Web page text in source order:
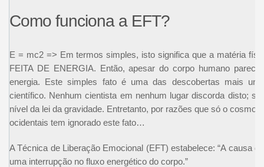
Como funciona a EFT?
E = mc2 => Em termos simples, isto significa que a matéria
FEITA DE ENERGIA. Então, apesar do corpo humano
energia. Este simples fato é uma das descobertas mais
científico. Nenhum cientista em nenhum lugar discorda disto;
nível da lei da gravidade. Entretanto, por razões que só o
ocidentais tem ignorado este fato…
A Técnica de Liberação Emocional (EFT) estabelece: “A causa
uma interrupção no fluxo energético do corpo.”